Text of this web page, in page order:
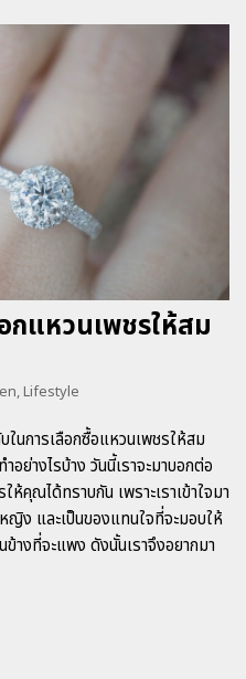
กแหวนเพชรให้สม
,Lifestyle
นการเลือกซื้อแหวนเพชรให้สม
อย่างไรบ้าง วันนี้เราจะมาบอกต่อ
คุณได้ทราบกัน เพราะเราเข้าใจมา
ญิง และเป็นของแทนใจที่จะมอบให้
างที่จะแพง ดังนั้นเราจึงอยากมา